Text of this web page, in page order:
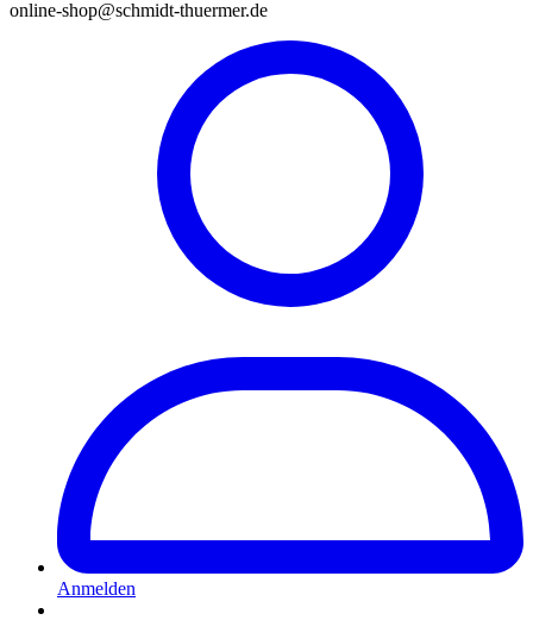
online-shop@schmidt-thuermer.de
Anmelden